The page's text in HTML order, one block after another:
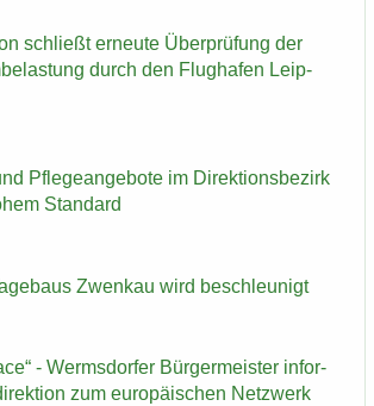
schließt er­neu­te Über­prü­fung der
durch den Flug­ha­fen Leip­
Pfle­ge­an­ge­bo­te im Di­rek­ti­ons­be­zirk
Stan­dard
Zwenkau wird be­schleu­nigt
- Werms­dor­fer Bür­ger­meis­ter in­for­
zum eu­ro­päi­schen Netz­werk